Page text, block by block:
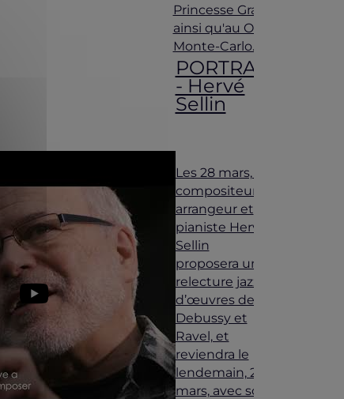
Princesse Grace
ainsi qu'au One
Monte-Carlo.
PORTRAIT
- Hervé
Sellin
Les 28 mars, le
compositeur,
arrangeur et
pianiste Hervé
Sellin
proposera une
relecture jazz
d’œuvres de
Debussy et
Ravel, et
reviendra le
lendemain, 29
mars, avec son